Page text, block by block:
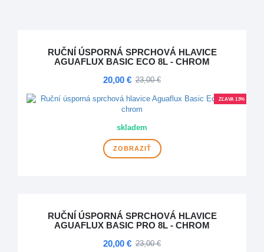
RUČNÍ ÚSPORNÁ SPRCHOVÁ HLAVICE
AGUAFLUX BASIC ECO 8L - CHROM
20,00 € 23,00 €
ZĽAVA 13%
skladem
ZOBRAZIŤ
RUČNÍ ÚSPORNÁ SPRCHOVÁ HLAVICE
AGUAFLUX BASIC PRO 8L - CHROM
20,00 € 23,00 €